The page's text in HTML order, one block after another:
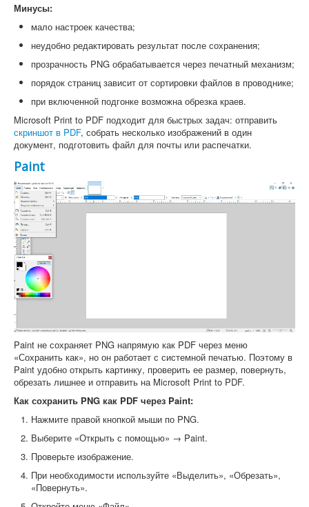
Минусы:
мало настроек качества;
неудобно редактировать результат после сохранения;
прозрачность PNG обрабатывается через печатный механизм;
порядок страниц зависит от сортировки файлов в проводнике;
при включенной подгонке возможна обрезка краев.
Microsoft Print to PDF подходит для быстрых задач: отправить
скриншот в PDF, собрать несколько изображений в один
документ, подготовить файл для почты или распечатки.
Paint
Paint не сохраняет PNG напрямую как PDF через меню
«Сохранить как», но он работает с системной печатью. Поэтому в
Paint удобно открыть картинку, проверить ее размер, повернуть,
обрезать лишнее и отправить на Microsoft Print to PDF.
Как сохранить PNG как PDF через Paint:
Нажмите правой кнопкой мыши по PNG.
Выберите «Открыть с помощью» → Paint.
Проверьте изображение.
При необходимости используйте «Выделить», «Обрезать»,
«Повернуть».